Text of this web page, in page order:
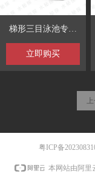
梯形三目泳池专用
水下摄像机
立即购买
粤ICP备
本网站由阿里